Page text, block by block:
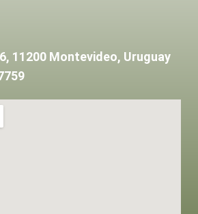
11200 Montevideo, Uruguay